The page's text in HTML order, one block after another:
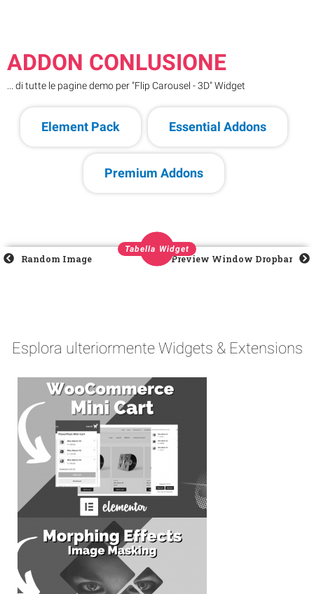
ADDON CONLUSIONE
... di tutte le pagine demo per "Flip Carousel - 3D" Widget
Element Pack Essential Addons
Premium Addons
Tabella Widget
Random Image Preview Window Dropbar
Esplora ulteriormente Widgets & Extensions